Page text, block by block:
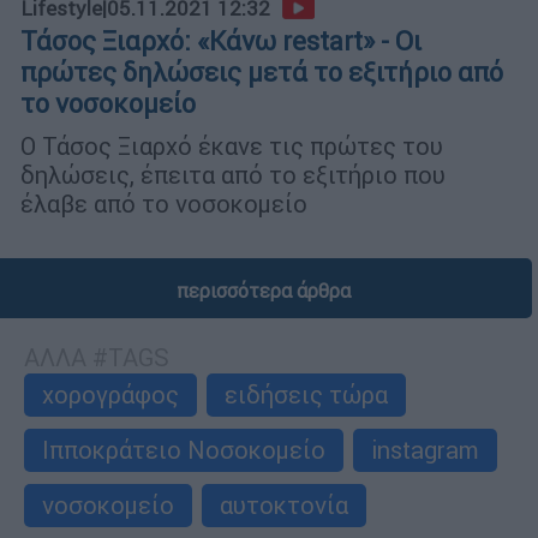
Lifestyle|05.11.2021 12:32
Τάσος Ξιαρχό: «Κάνω restart» - Οι
πρώτες δηλώσεις μετά το εξιτήριο από
το νοσοκομείο
Ο Τάσος Ξιαρχό έκανε τις πρώτες του
δηλώσεις, έπειτα από το εξιτήριο που
έλαβε από το νοσοκομείο
περισσότερα άρθρα
χορογράφος
ειδήσεις τώρα
Ιπποκράτειο Νοσοκομείο
instagram
νοσοκομείο
αυτοκτονία